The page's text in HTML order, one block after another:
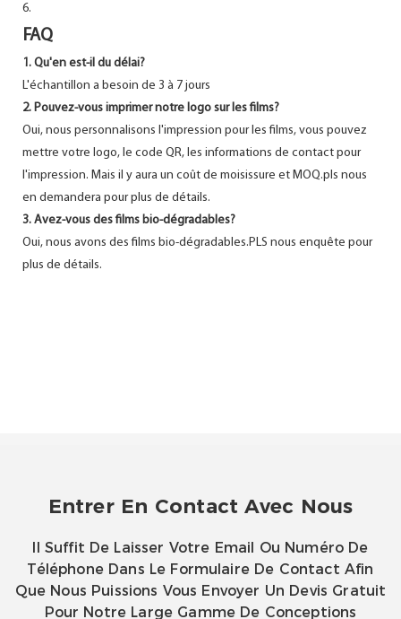
6.
FAQ
1. Qu'en est-il du délai?
L'échantillon a besoin de 3 à 7 jours
2. Pouvez-vous imprimer notre logo sur les films?
Oui, nous personnalisons l'impression pour les films, vous pouvez
mettre votre logo, le code QR, les informations de contact pour
l'impression. Mais il y aura un coût de moisissure et MOQ.pls nous
en demandera pour plus de détails.
3. Avez-vous des films bio-dégradables?
Oui, nous avons des films bio-dégradables.PLS nous enquête pour
plus de détails.
Entrer En Contact Avec Nous
Il Suffit De Laisser Votre Email Ou Numéro De
Téléphone Dans Le Formulaire De Contact Afin
Que Nous Puissions Vous Envoyer Un Devis Gratuit
Pour Notre Large Gamme De Conceptions